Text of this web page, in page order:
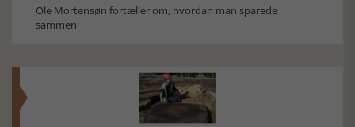
Ole Mortensøn fortæller om, hvordan man sparede
sammen